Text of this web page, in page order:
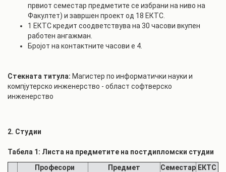
првиот семестар предметите се избрани на ниво на
Факултет) и завршен проект од 18 ЕКТС.
1 ЕКТС кредит соодветствува на 30 часови вкупен
работен ангажман.
Бројот на контактните часови е 4.
Стекната титула: Магистер по информатички науки и
компјутерско инженерство - област софтверско
инженерство
2. Студии
Табела 1: Листа на предметите на постдипломски студии
Професори
Предмет Семестар ЕКТС